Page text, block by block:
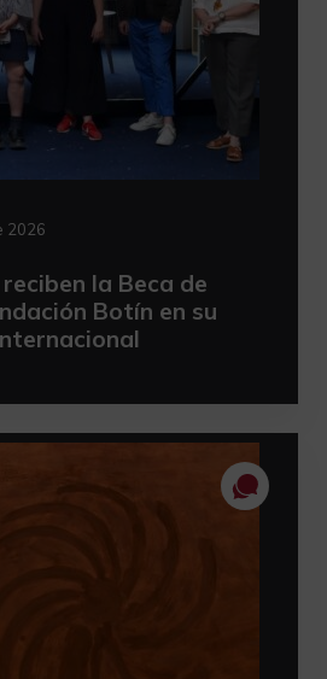
2026
la Beca de
Botín en su